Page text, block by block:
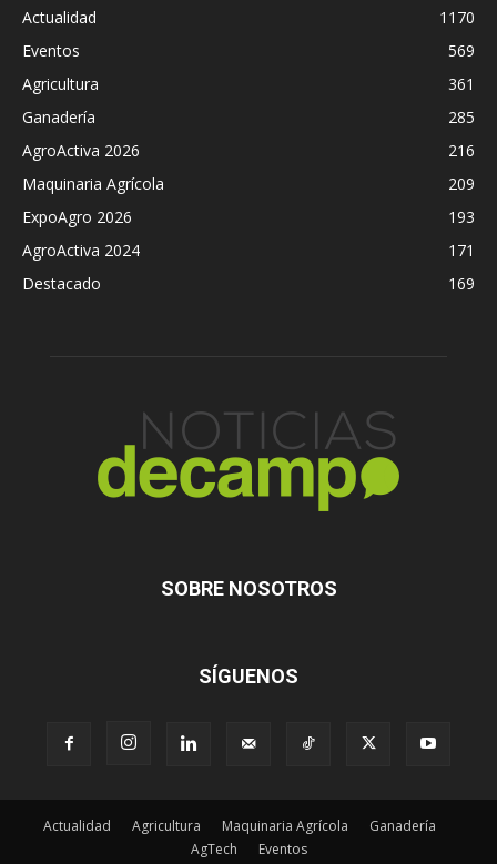
Actualidad
1170
Eventos
569
Agricultura
361
Ganadería
285
AgroActiva 2026
216
Maquinaria Agrícola
209
ExpoAgro 2026
193
AgroActiva 2024
171
Destacado
169
SOBRE NOSOTROS
SÍGUENOS
Actualidad Agricultura Maquinaria Agrícola
Ganadería
AgTech
Eventos